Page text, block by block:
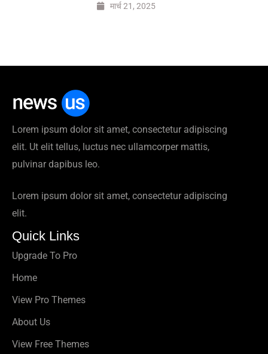
मार्च 21, 2025
Lorem ipsum dolor sit amet, consectetur adipiscing
elit. Ut elit tellus, luctus nec ullamcorper mattis,
pulvinar dapibus leo.
Lorem ipsum dolor sit amet, consectetur adipiscing
elit.
Quick Links
Upgrade To Pro
Home
View Pro Themes
About Us
View Free Themes